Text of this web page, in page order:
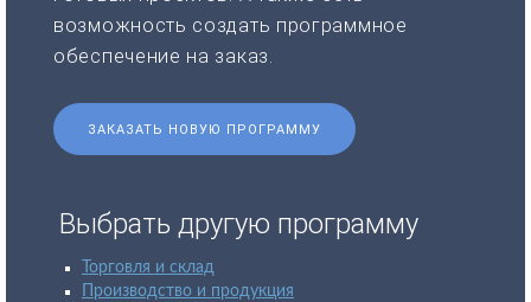
возможность создать программное
обеспечение на заказ.
ЗАКАЗАТЬ НОВУЮ ПРОГРАММУ
Выбрать другую программу
Торговля и склад
Производство и продукция